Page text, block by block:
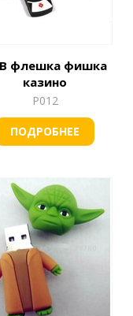
флешка фишка
казино
Р012
ПОДРОБНЕЕ